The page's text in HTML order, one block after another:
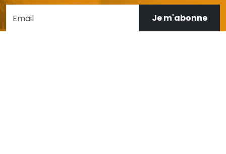
Je m'abonne